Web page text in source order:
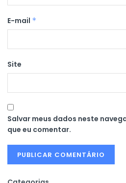
E-mail *
Site
Salvar meus dados neste
que eu comentar.